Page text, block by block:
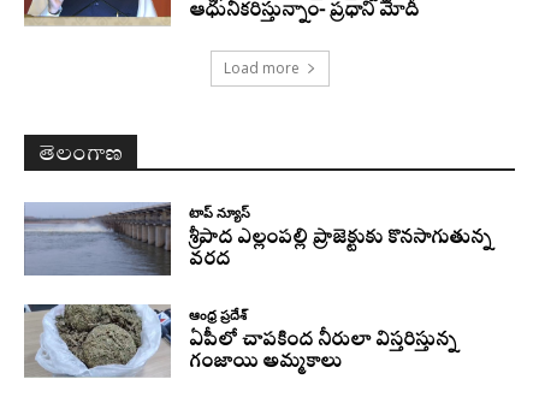
ఆధునీకరిస్తున్నాం- ప్రధాని మోదీ
Load more
తెలంగాణ
టాప్ న్యూస్
శ్రీపాద ఎల్లంపల్లి ప్రాజెక్టుకు కొనసాగుతున్న
వరద
ఆంధ్ర ప్రదేశ్
ఏపీలో చాపకింద నీరులా విస్తరిస్తున్న
గంజాయి అమ్మకాలు